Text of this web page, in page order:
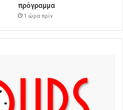
πρόγραμμα
1 ώρα πρίν